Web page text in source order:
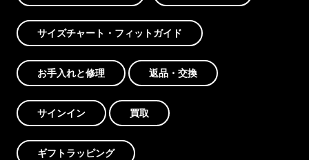
サイズチャート・フィットガイド
お手入れと修理 返品・交換
サインイン 買取
ギフトラッピング